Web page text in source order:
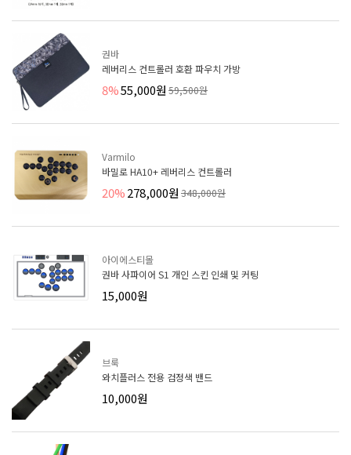
권바
레버리스 컨트롤러 호환 파우치 가방
8%55,000원 59,500원
Varmilo
바밀로 HA10+ 레버리스 컨트롤러
20%278,000원 348,000원
아이에스티몰
권바 사파이어 S1 개인 스킨 인쇄 및 커팅
15,000원
브룩
와치플러스 전용 검정색 밴드
10,000원